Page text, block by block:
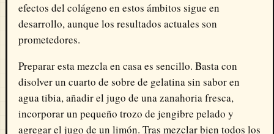
efectos del colágeno en estos ámbitos sigue en
desarrollo, aunque los resultados actuales son
prometedores.
Preparar esta mezcla en casa es sencillo. Basta con
disolver un cuarto de sobre de gelatina sin sabor en
agua tibia, añadir el jugo de una zanahoria fresca,
incorporar un pequeño trozo de jengibre pelado y
agregar el jugo de un limón. Tras mezclar bien todos los